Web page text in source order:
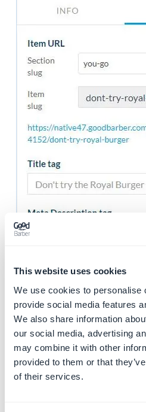
This website uses cookies
We use cookies to personalise
provide social media features
We also share information
our social media, advertising
may combine it with other
provided to them or that
of their services.
5. Le statut
publication
Cliquez sur la flèche sur le
de votre page pour